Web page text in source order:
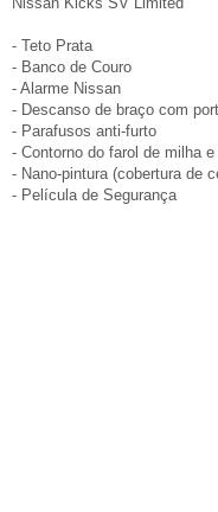
- Teto Prata
- Banco de Couro
- Alarme Nissan
- Descanso de braço com
- Parafusos anti-furto
- Contorno do farol de milha
- Nano-pintura (cobertura de
- Película de Segurança